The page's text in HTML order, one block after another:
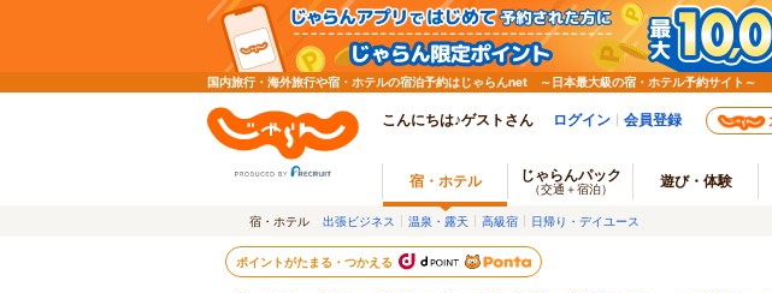
国内旅行・海外旅行や宿・ホテルの宿泊予約はじゃらんnet ～日本最大級の宿・ホテル予約サイト～
こんにちは♪ゲストさん ログイン 会員登録
宿・ホテル じゃらんパック
（交通＋宿泊） 遊び・体験
宿・ホテル 出張ビジネス 温泉・露天 高級宿 日帰り・デイユース
ポイントがたまる・つかえる